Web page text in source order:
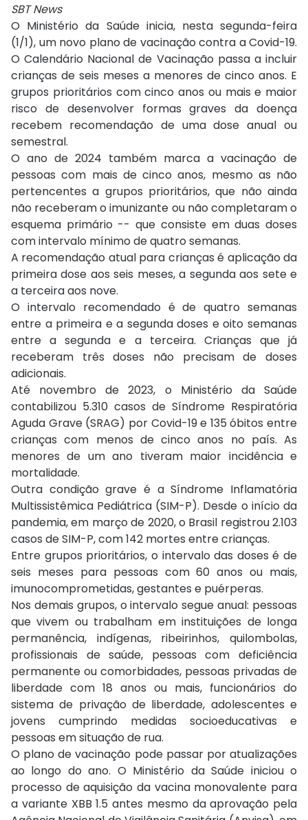
SBT News
O Ministério da Saúde inicia, nesta segunda-feira
(1/1), um novo plano de vacinação contra a Covid-19.
O Calendário Nacional de Vacinação passa a incluir
crianças de seis meses a menores de cinco anos. E
grupos prioritários com cinco anos ou mais e maior
risco de desenvolver formas graves da doença
recebem recomendação de uma dose anual ou
semestral.
O ano de 2024 também marca a vacinação de
pessoas com mais de cinco anos, mesmo as não
pertencentes a grupos prioritários, que não ainda
não receberam o imunizante ou não completaram o
esquema primário -- que consiste em duas doses
com intervalo mínimo de quatro semanas.
A recomendação atual para crianças é aplicação da
primeira dose aos seis meses, a segunda aos sete e
a terceira aos nove.
O intervalo recomendado é de quatro semanas
entre a primeira e a segunda doses e oito semanas
entre a segunda e a terceira. Crianças que já
receberam três doses não precisam de doses
adicionais.
Até novembro de 2023, o Ministério da Saúde
contabilizou 5.310 casos de Síndrome Respiratória
Aguda Grave (SRAG) por Covid-19 e 135 óbitos entre
crianças com menos de cinco anos no país. As
menores de um ano tiveram maior incidência e
mortalidade.
Outra condição grave é a Síndrome Inflamatória
Multissistêmica Pediátrica (SIM-P). Desde o início da
pandemia, em março de 2020, o Brasil registrou 2.103
casos de SIM-P, com 142 mortes entre crianças.
Entre grupos prioritários, o intervalo das doses é de
seis meses para pessoas com 60 anos ou mais,
imunocomprometidas, gestantes e puérperas.
Nos demais grupos, o intervalo segue anual: pessoas
que vivem ou trabalham em instituições de longa
permanência, indígenas, ribeirinhos, quilombolas,
profissionais de saúde, pessoas com deficiência
permanente ou comorbidades, pessoas privadas de
liberdade com 18 anos ou mais, funcionários do
sistema de privação de liberdade, adolescentes e
jovens cumprindo medidas socioeducativas e
pessoas em situação de rua.
O plano de vacinação pode passar por atualizações
ao longo do ano. O Ministério da Saúde iniciou o
processo de aquisição da vacina monovalente para
a variante XBB 1.5 antes mesmo da aprovação pela